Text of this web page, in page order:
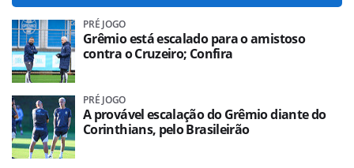
PRÉ JOGO
Grêmio está escalado para o amistoso
contra o Cruzeiro; Confira
PRÉ JOGO
A provável escalação do Grêmio diante do
Corinthians, pelo Brasileirão